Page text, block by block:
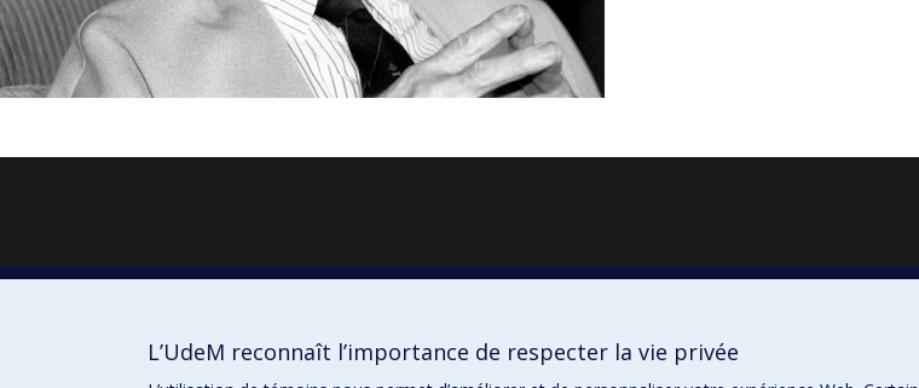
L’UdeM reconnaît l’importance de respecter la vie privée